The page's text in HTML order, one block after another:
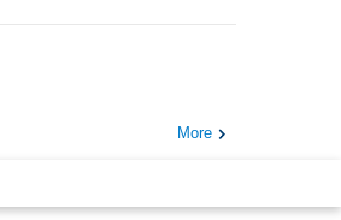
More